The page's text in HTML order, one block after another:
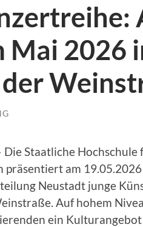
Mai 2026
Staatliche Hochschule
am
Neustadt junge
Auf hohem
ein